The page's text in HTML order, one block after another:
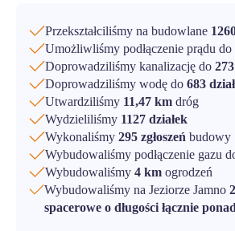
Przekształciliśmy na budowlane
Umożliwliśmy podłączenie prądu do
Doprowadziliśmy kanalizację do
Doprowadziliśmy wodę do 683
Utwardziliśmy 11,47 km dróg
Wydzieliliśmy 1127 działek
Wykonaliśmy 295 zgłoszeń budowy
Wybudowaliśmy podłączenie gazu
Wybudowaliśmy 4 km ogrodzeń
Wybudowaliśmy na Jeziorze Jamno
spacerowe o długości łącznie